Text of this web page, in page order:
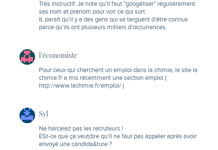
Très instructif. Je note qu'il faut "googéliser" régulièrement
ses nom et prénom pour voir ce qui sort.
IL paraît qu'il y a des gens qui se targuent d'être connus
parce qu'ils ont plusieurs milliers d'occurrences.
l'économiste
Pour ceux qui cherchent un emploi dans la chimie, le site la
chimie.fr a mis récemment une section emploi (
http://www.lachimie.fr/emploi/ )
Syl
Ne harcelez pas les recruteurs !
ESt-ce que ça veutdire qu'il ne faut pas appeler après avoir
envoyé une candida&ture ?